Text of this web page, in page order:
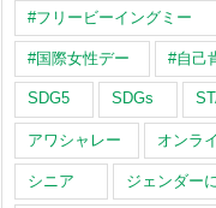
#フリービーイングミー
#国際女性デー #自己
SDG5 SDGs
アワシャレー オンラ
シニア ジェンダー